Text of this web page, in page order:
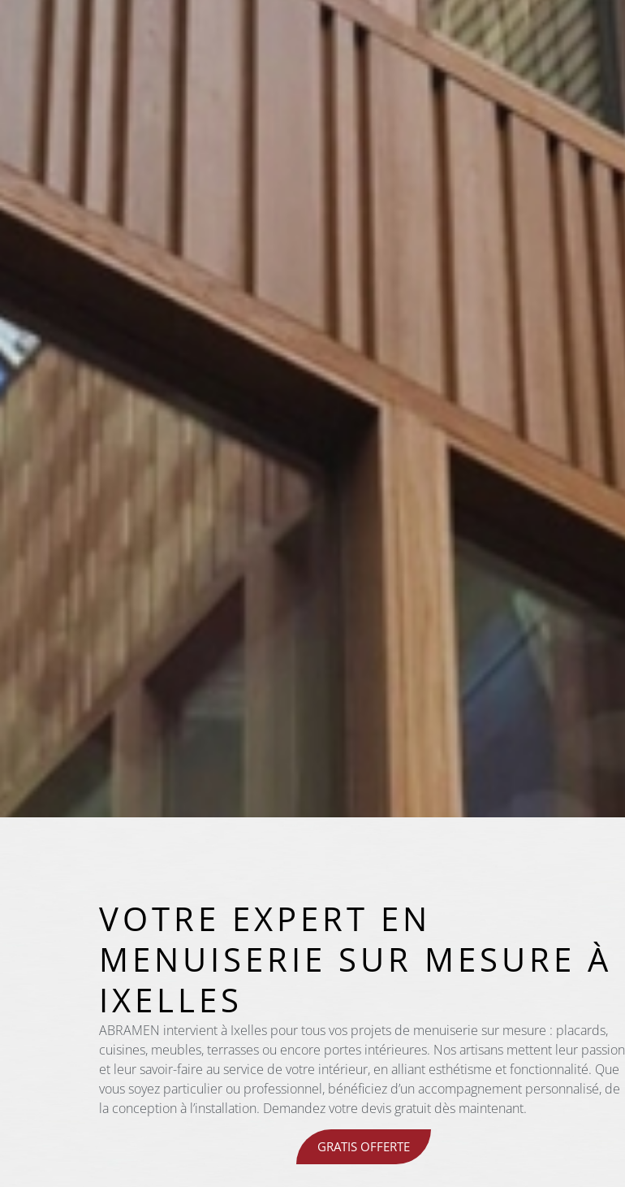
VOTRE EXPERT EN
MENUISERIE SUR MESURE À
IXELLES
ABRAMEN intervient à Ixelles pour tous vos projets de menuiserie sur mesure : placards,
cuisines, meubles, terrasses ou encore portes intérieures. Nos artisans mettent leur passion
et leur savoir-faire au service de votre intérieur, en alliant esthétisme et fonctionnalité. Que
vous soyez particulier ou professionnel, bénéficiez d’un accompagnement personnalisé, de
la conception à l’installation. Demandez votre devis gratuit dès maintenant.
GRATIS OFFERTE